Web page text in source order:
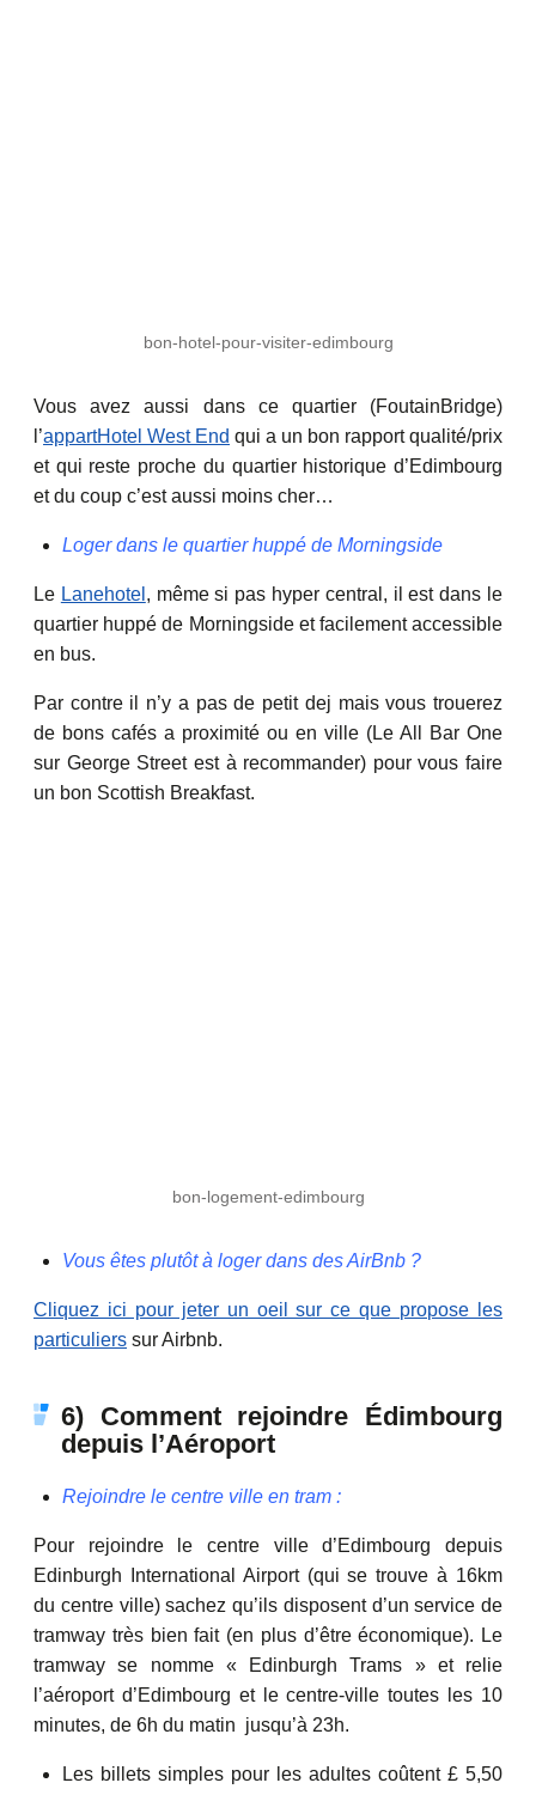
bon-hotel-pour-visiter-edimbourg
Vous avez aussi dans ce quartier (FoutainBridge)
l’appartHotel West End qui a un bon rapport qualité/prix
et qui reste proche du quartier historique d’Edimbourg
et du coup c’est aussi moins cher…
Loger dans le quartier huppé de Morningside
Le Lanehotel , même si pas hyper central, il est dans le
quartier huppé de Morningside et facilement accessible
en bus.
Par contre il n’y a pas de petit dej mais vous trouerez
de bons cafés a proximité ou en ville (Le All Bar One
sur George Street est à recommander) pour vous faire
un bon Scottish Breakfast.
bon-logement-edimbourg
Vous êtes plutôt à loger dans des AirBnb ?
Cliquez ici pour jeter un oeil sur ce que propose les
particuliers sur Airbnb.
6) Comment rejoindre Édimbourg
depuis l’Aéroport
Rejoindre le centre ville en tram :
Pour rejoindre le centre ville d’Edimbourg depuis
Edinburgh International Airport (qui se trouve à 16km
du centre ville) sachez qu’ils disposent d’un service de
tramway très bien fait (en plus d’être économique). Le
tramway se nomme « Edinburgh Trams » et relie
l’aéroport d’Edimbourg et le centre-ville toutes les 10
minutes, de 6h du matin jusqu’à 23h.
Les billets simples pour les adultes coûtent £ 5,50